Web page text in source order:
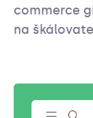
commerce
na